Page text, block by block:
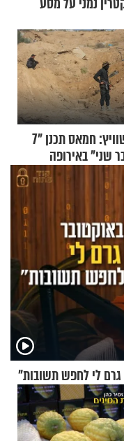
דיווח בשוויץ: חמאס תכנן "7
שני" באירופה